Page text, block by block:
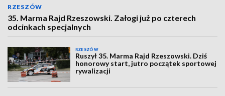
RZESZÓW
35. Marma Rajd Rzeszowski. Załogi już po czterech
odcinkach specjalnych
RZESZÓW
Ruszył 35. Marma Rajd Rzeszowski. Dziś
honorowy start, jutro początek sportowej
rywalizacji